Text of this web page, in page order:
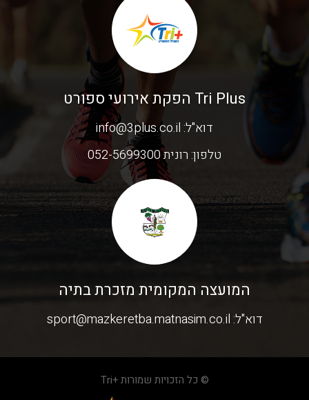
Tri Plus הפקת אירועי ספורט
דוא"ל: info@3plus.co.il
טלפון: רונית 052-5699300
המועצה המקומית מזכרת בתיה
דוא"ל: sport@mazkeretba.matnasim.co.il
© כל הזכויות שמורות +Tri